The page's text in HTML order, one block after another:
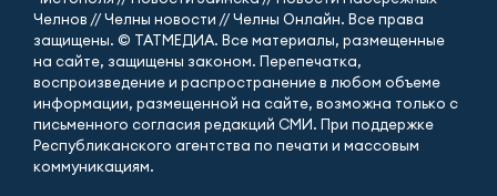
Челнов // Челны новости // Челны Онлайн. Все права
защищены. © ТАТМЕДИА. Все материалы, размещенные
на сайте, защищены законом. Перепечатка,
воспроизведение и распространение в любом объеме
информации, размещенной на сайте, возможна только с
письменного согласия редакций СМИ. При поддержке
Республиканского агентства по печати и массовым
коммуникациям.